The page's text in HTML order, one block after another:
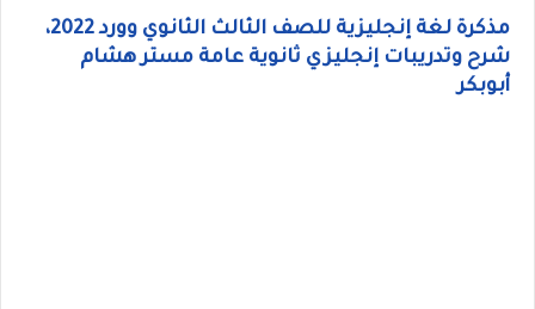
مذكرة لغة إنجليزية للصف الثالث الثانوي وورد 2022،
شرح وتدريبات إنجليزي ثانوية عامة مستر هشام
أبوبكر